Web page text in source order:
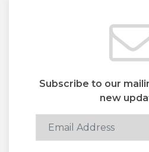
Subscribe to our
new